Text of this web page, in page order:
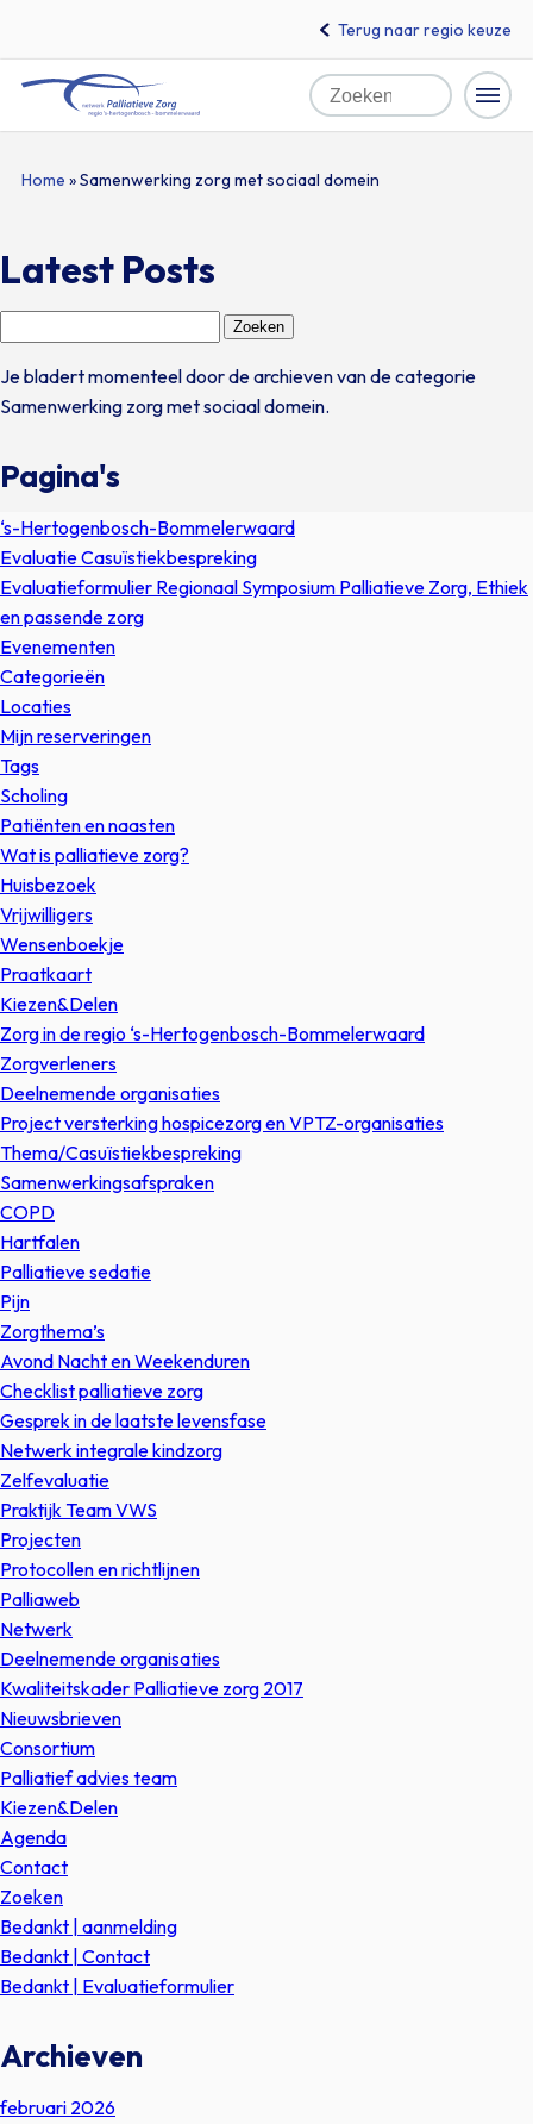
Naar
Terug naar regio keuze
Home Zoeken
Home »Samenwerking zorg met sociaal domein
Latest Posts
Je bladert momenteel door de archieven van de categorie
Samenwerking zorg met sociaal domein.
Pagina's
‘s-Hertogenbosch-Bommelerwaard
Evaluatie Casuïstiekbespreking
Evaluatieformulier Regionaal Symposium Palliatieve Zorg, Ethiek
en passende zorg
Evenementen
Categorieën
Locaties
Mijn reserveringen
Tags
Scholing
Patiënten en naasten
Wat is palliatieve zorg?
Huisbezoek
Vrijwilligers
Wensenboekje
Praatkaart
Kiezen&Delen
Zorg in de regio ‘s-Hertogenbosch-Bommelerwaard
Zorgverleners
Deelnemende organisaties
Project versterking hospicezorg en VPTZ-organisaties
Thema/Casuïstiekbespreking
Samenwerkingsafspraken
COPD
Hartfalen
Palliatieve sedatie
Pijn
Zorgthema’s
Avond Nacht en Weekenduren
Checklist palliatieve zorg
Gesprek in de laatste levensfase
Netwerk integrale kindzorg
Zelfevaluatie
Praktijk Team VWS
Projecten
Protocollen en richtlijnen
Palliaweb
Netwerk
Deelnemende organisaties
Kwaliteitskader Palliatieve zorg 2017
Nieuwsbrieven
Consortium
Palliatief advies team
Kiezen&Delen
Agenda
Contact
Zoeken
Bedankt | aanmelding
Bedankt | Contact
Bedankt | Evaluatieformulier
Archieven
februari 2026